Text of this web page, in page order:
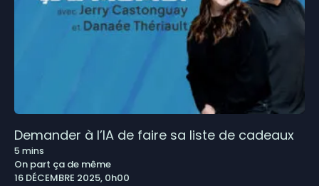
Demander à l’IA de faire sa liste de cadeaux
5 mins
On part ça de même
16 DÉCEMBRE 2025, 0h00